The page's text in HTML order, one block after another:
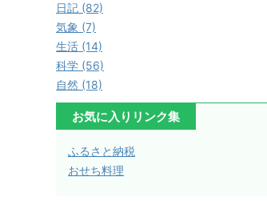
日記 (82)
気象 (7)
生活 (14)
科学 (56)
自然 (18)
お気に入りリンク集
ふるさと納税
おせち料理